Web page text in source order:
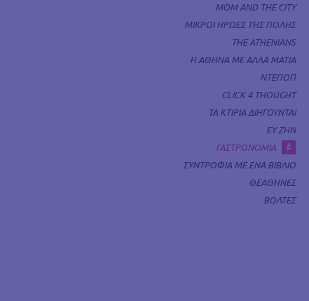
MOM AND THE CITY
ΜΙΚΡΟΙ ΗΡΩΕΣ ΤΗΣ ΠΟΛΗΣ
THE ATHENIANS
Η ΑΘΗΝΑ ΜΕ ΑΛΛΑ ΜΑΤΙΑ
ΝΤΕΠΟΠ
CLICK 4 THOUGHT
ΤΑ ΚΤΙΡΙΑ ΔΙΗΓΟΥΝΤΑΙ
ΕΥ ΖΗΝ
ΓΑΣΤΡΟΝΟΜΙΑ
#
ΣΥΝΤΡΟΦΙΑ ΜΕ ΕΝΑ ΒΙΒΛΙΟ
ΘΕΑΘΗΝΕΣ
ΒΟΛΤΕΣ